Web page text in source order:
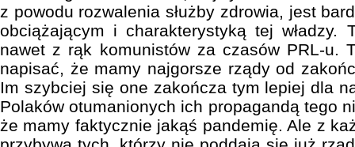
z powodu rozwalenia służby zdrowia, jest
obciążającym i charakterystyką tej władzy.
nawet z rąk komunistów za czasów PRL-u.
napisać, że mamy najgorsze rządy od
Im szybciej się one zakończa tym lepiej dla
Polaków otumanionych ich propagandą tego
że mamy faktycznie jakąś pandemię. Ale z